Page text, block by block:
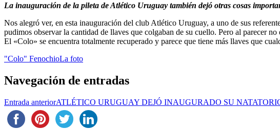
La inauguración de la pileta de Atlético Uruguay también dejó otras cosas
Nos alegró ver, en esta inauguración del club Atlético Uruguay, a uno de sus
pudimos observar la cantidad de llaves que colgaban de su cuello. Pero al parecer
El «Colo» se encuentra totalmente recuperado y parece que tiene más llaves que
"Colo" FenochioLa foto
Navegación de entradas
Entrada anteriorATLÉTICO URUGUAY DEJÓ INAUGURADO SU